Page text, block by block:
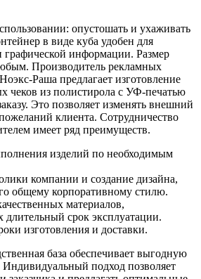
опустошать и ухаживать
в виде куба удобен для
графической информации. Размер
Производитель рекламных
Раша предлагает изготовление
чеков из полистирола с УФ-печатью
Это позволяет изменять внешний
клиента. Сотрудничество
имеет ряд преимуществ.
изделий по необходимым
компании и создание дизайна,
общему корпоративному стилю.
материалов,
срок эксплуатации.
изготовления и доставки.
база обеспечивает выгодную
подход позволяет